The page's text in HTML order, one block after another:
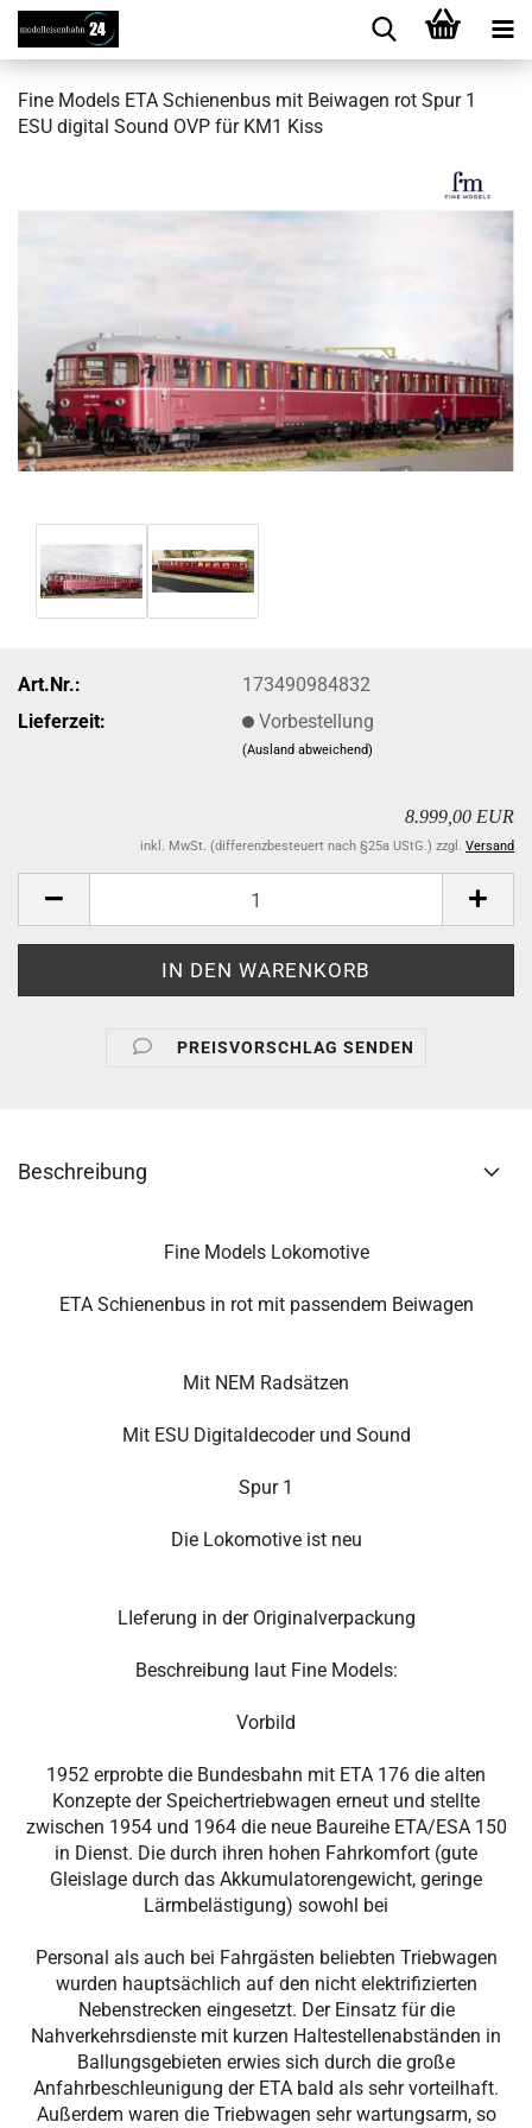
Fine Mo­dels ETA Schie­nen­bus mit Bei­wa­gen rot Spur 1
ESU di­gi­tal Sound OVP für KM1 Kiss
Art.Nr.:
173490984832
Lieferzeit:
Vorbestellung
(Ausland abweichend)
8.999,00 EUR
inkl. MwSt. (differenzbesteuert nach §25a UStG.) zzgl. Versand
PREISVORSCHLAG SENDEN
Beschreibung
Fine Models Lokomotive
ETA Schienenbus in rot mit passendem Beiwagen
Mit NEM Radsätzen
Mit ESU Digitaldecoder und Sound
Spur 1
Die Lokomotive ist neu
LIeferung in der Originalverpackung
Beschreibung laut Fine Models:
Vorbild
1952 erprobte die Bundesbahn mit ETA 176 die alten
Konzepte der Speichertriebwagen erneut und stellte
zwischen 1954 und 1964 die neue Baureihe ETA/ESA 150
in Dienst. Die durch ihren hohen Fahrkomfort (gute
Gleislage durch das Akkumulatorengewicht, geringe
Lärmbelästigung) sowohl bei
Personal als auch bei Fahrgästen beliebten Triebwagen
wurden hauptsächlich auf den nicht elektrifizierten
Nebenstrecken eingesetzt. Der Einsatz für die
Nahverkehrsdienste mit kurzen Haltestellenabständen in
Ballungsgebieten erwies sich durch die große
Anfahrbeschleunigung der ETA bald als sehr vorteilhaft.
Außerdem waren die Triebwagen sehr wartungsarm, so